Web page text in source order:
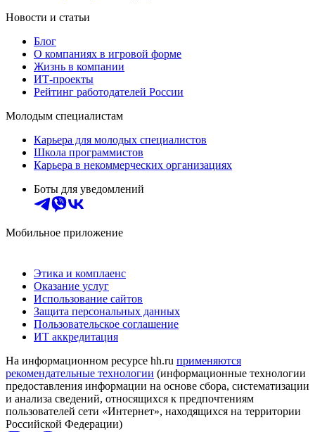
Новости и статьи
Блог
О компаниях в игровой форме
Жизнь в компании
ИТ-проекты
Рейтинг работодателей России
Молодым специалистам
Карьера для молодых специалистов
Школа программистов
Карьера в некоммерческих организациях
Боты для уведомлений
Мобильное приложение
Этика и комплаенс
Оказание услуг
Использование сайтов
Защита персональных данных
Пользовательское соглашение
ИТ аккредитация
На информационном ресурсе hh.ru применяются
рекомендательные технологии (информационные технологии
предоставления информации на основе сбора, систематизации
и анализа сведений, относящихся к предпочтениям
пользователей сети «Интернет», находящихся на территории
Российской Федерации)